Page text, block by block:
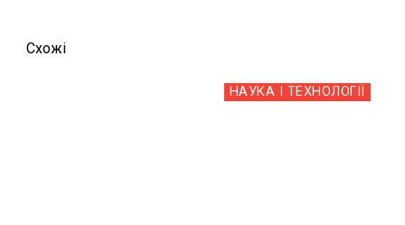
Схожi
НАУКА І ТЕХНОЛОГІЇ